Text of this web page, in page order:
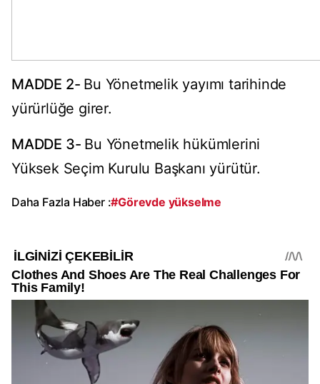
MADDE 2- Bu Yönetmelik yayımı tarihinde
yürürlüğe girer.
MADDE 3- Bu Yönetmelik hükümlerini
Yüksek Seçim Kurulu Başkanı yürütür.
Daha Fazla Haber :#Görevde yükselme